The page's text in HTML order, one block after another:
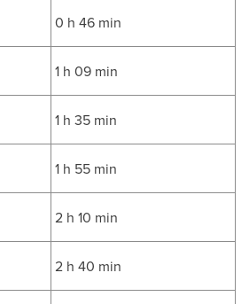
0 h 46 min
1 h 09 min
1 h 35 min
1 h 55 min
2 h 10 min
2 h 40 min